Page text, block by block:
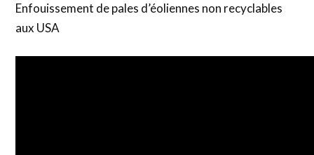
Enfouissement de pales d’éoliennes non recyclables
aux USA